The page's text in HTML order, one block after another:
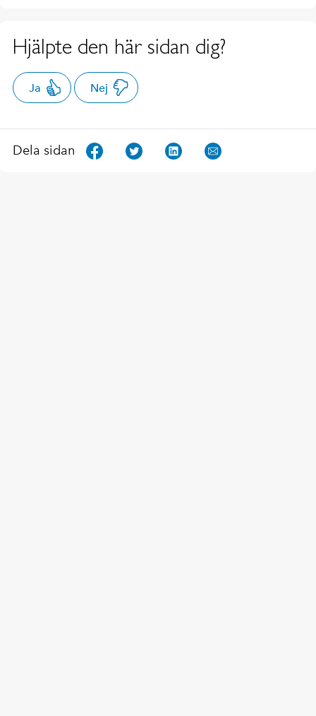
Hjälpte den här sidan dig?
Ja Nej
Dela sidan